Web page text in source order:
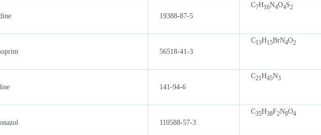
19388-87-5
C7H16N4O4S2
56518-41-3
C13H15BrN4O2
141-94-6
C21H45N3
110588-57-3
C35H38F2N8O4